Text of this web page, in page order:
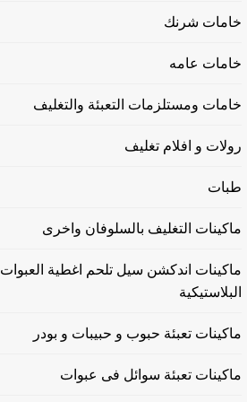
خامات شرنك
خامات عامه
خامات ومستلزمات التعبئة والتغليف
رولات و افلام تغليف
طبات
ماكينات التغليف بالسلوفان واخرى
ماكينات اندكشن سيل تلحم اغطية العبوات
البلاستيكية
ماكينات تعبئة حبوب و حبيبات و بودر
ماكينات تعبئة سوائل فى عبوات